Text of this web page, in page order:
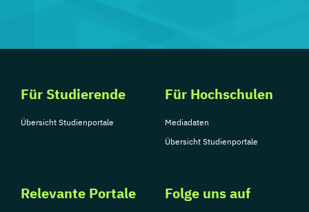
Für Studierende
Übersicht Studienportale
Für Hochschulen
Mediadaten
Übersicht Studienportale
Relevante Portale Folge uns auf